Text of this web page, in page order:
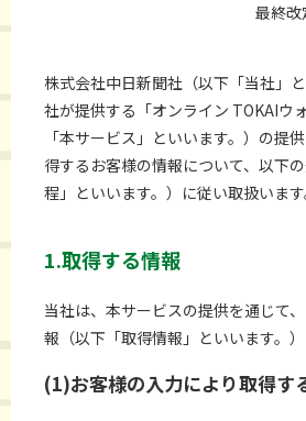
最終改
株式会社中日新聞社（以下「当社」
社が提供する「オンライン TOKAIウ
「本サービス」といいます。）の提
得するお客様の情報について、以下
程」といいます。）に従い取扱います
1.取得する情報
当社は、本サービスの提供を通じて
報（以下「取得情報」といいます。）
(1)お客様の入力により取得す